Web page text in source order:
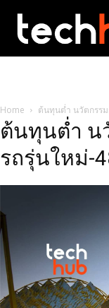
Home ต้นทุนต่ำ นวัตกรร
ต้นทุนต่ำ น
รถรุ่นใหม่-